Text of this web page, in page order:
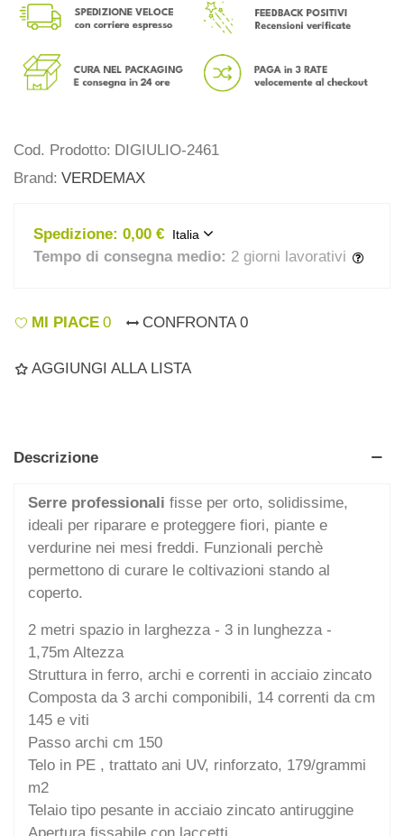
Cod. Prodotto: DIGIULIO-2461
Brand: VERDEMAX
Spedizione: 0,00 € Italia
Tempo di consegna medio: 2 giorni lavorativi
MI PIACE 0 CONFRONTA 0
AGGIUNGI ALLA LISTA
Descrizione
Serre professionali fisse per orto, solidissime,
ideali per riparare e proteggere fiori, piante e
verdurine nei mesi freddi. Funzionali perchè
permettono di curare le coltivazioni stando al
coperto.
2 metri spazio in larghezza - 3 in lunghezza -
1,75m Altezza
Struttura in ferro, archi e correnti in acciaio zincato
Composta da 3 archi componibili, 14 correnti da cm
145 e viti
Passo archi cm 150
Telo in PE , trattato ani UV, rinforzato, 179/grammi
m2
Telaio tipo pesante in acciaio zincato antiruggine
Apertura fissabile con laccetti